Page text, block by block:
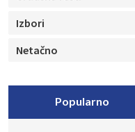
Izbori
Netačno
Popularno